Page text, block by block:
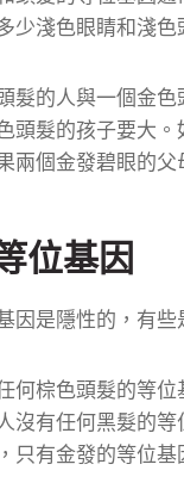
少淺色眼睛和淺色
髮的人與一個金
頭髮的孩子要大。
兩個金發碧眼的父
位基因
因是隱性的，有些
何棕色頭髮的等
沒有任何黑髮的等
只有金發的等位基